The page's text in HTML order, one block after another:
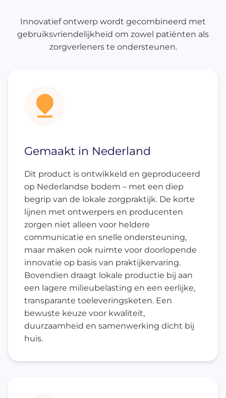
Innovatief ontwerp wordt gecombineerd met
gebruiksvriendelijkheid om zowel patiënten als
zorgverleners te ondersteunen.
Gemaakt in Nederland
Dit product is ontwikkeld en geproduceerd
op Nederlandse bodem – met een diep
begrip van de lokale zorgpraktijk. De korte
lijnen met ontwerpers en producenten
zorgen niet alleen voor heldere
communicatie en snelle ondersteuning,
maar maken ook ruimte voor doorlopende
innovatie op basis van praktijkervaring.
Bovendien draagt lokale productie bij aan
een lagere milieubelasting en een eerlijke,
transparante toeleveringsketen. Een
bewuste keuze voor kwaliteit,
duurzaamheid en samenwerking dicht bij
huis.